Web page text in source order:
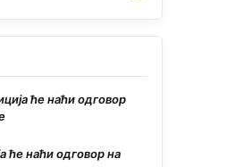
ће наћи одговор
ће наћи одговор на